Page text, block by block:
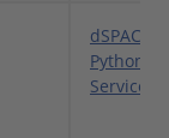
dSPACE
Python
Service